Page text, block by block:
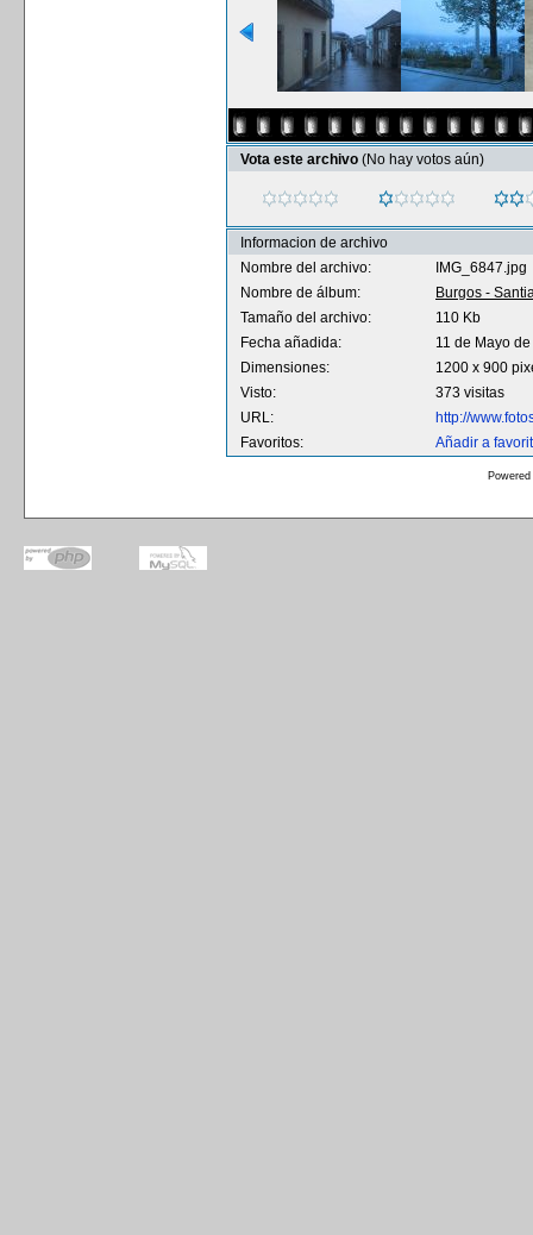
Vota este archivo (No hay votos aún)
Informacion de archivo
Nombre del archivo:
IMG_6847.jpg
Nombre de álbum:
Burgos -
Tamaño del archivo:
110 Kb
Fecha añadida:
11 de Mayo
Dimensiones:
1200 x 900
Visto:
373 visitas
URL:
http://
Favoritos:
Añadir a